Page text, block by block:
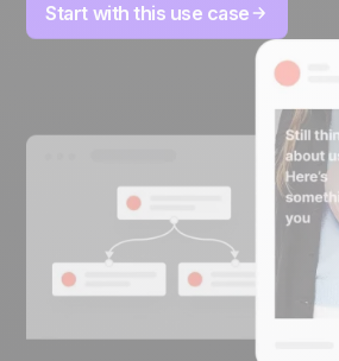
Start with this use case